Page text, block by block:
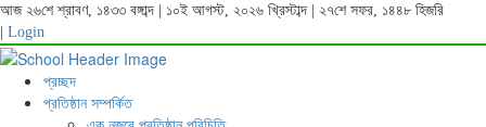
আজ ২৬শে শ্রাবণ, ১৪৩৩ বঙ্গাব্দ | ১০ই আগস্ট, ২০২৬ খ্রিস্টাব্দ | ২৭শে সফর, ১৪৪৮ হিজরি
Login
প্রচ্ছদ
প্রতিষ্ঠান সম্পর্কিত